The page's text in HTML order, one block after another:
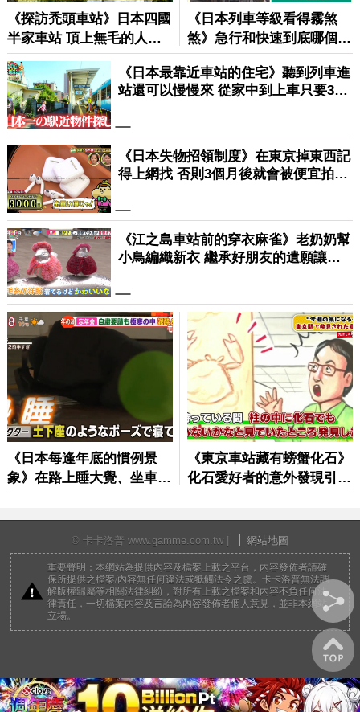
© 卡卡洛普 www.gamme.com.tw | 網站地圖
重要聲明：本網站為提供內容及檔案上載之平台，內容發佈者請確
保所提供之檔案/內容無任何違法或牴觸法令之虞。卡卡洛普無法調
解版權歸屬等相關法律糾紛，對所有上載之檔案和內容不負任何法
律責任，一切檔案內容及言論為內容發佈者個人意見，並非本網站
立場。